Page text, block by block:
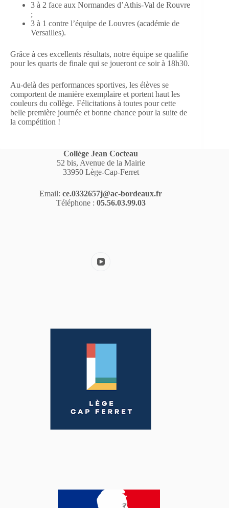
3 à 2 face aux Normandes d’Athis-Val de Rouvre
;
3 à 1 contre l’équipe de Louvres (académie de
Versailles).
Grâce à ces excellents résultats, notre équipe se qualifie
pour les quarts de finale qui se joueront ce soir à 18h30.
Au-delà des performances sportives, les élèves se
comportent de manière exemplaire et portent haut les
couleurs du collège. Félicitations à toutes pour cette
belle première journée et bonne chance pour la suite de
la compétition !
Collège Jean Cocteau
52 bis, Avenue de la Mairie
33950 Lège-Cap-Ferret
Email:ce.0332657j@ac-bordeaux.fr
Téléphone : 05.56.03.99.03